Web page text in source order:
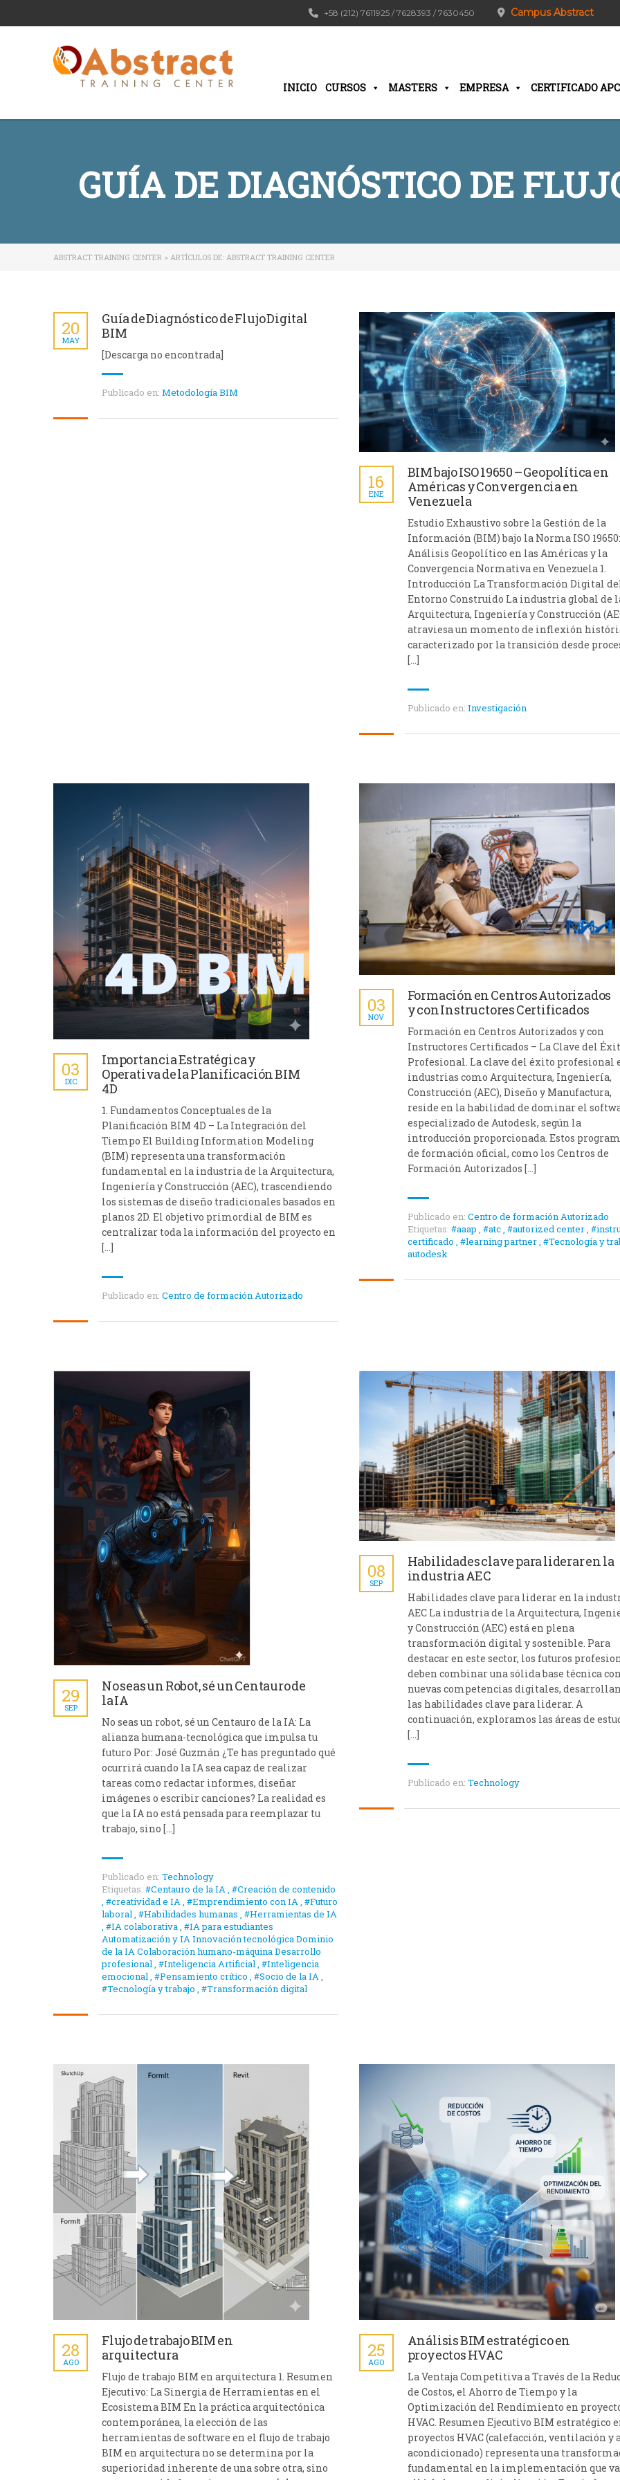
Campus Abstract
+58 (212) 7611925 / 7628393 / 7630450
INICIO CURSOS MASTERS EMPRESA CERTIFICADO APC
GUÍA DE DIAGNÓSTICO DE
ABSTRACT TRAINING CENTER > ARTÍCULOS DE: ABSTRACT TRAINING CENTER
Guía de Diagnóstico de Flujo Digital
BIM
20
MAY
[Descarga no encontrada]
Publicado en: Metodología BIM
BIM bajo ISO 19650 – Geopolítica en
Américas y Convergencia en
Venezuela
16
ENE
Estudio Exhaustivo sobre la Gestión de la
Información (BIM) bajo la Norma ISO 19650:
Análisis Geopolítico en las Américas y la
Convergencia Normativa en Venezuela 1.
Introducción La Transformación Digital
Entorno Construido La industria global de
Arquitectura, Ingeniería y Construcción
atraviesa un momento de inflexión
caracterizado por la transición desde
[…]
Publicado en: Investigación
Importancia Estratégica y
Operativa de la Planificación BIM
4D
03
DIC
1. Fundamentos Conceptuales de la
Planificación BIM 4D – La Integración del
Tiempo El Building Information Modeling
(BIM) representa una transformación
fundamental en la industria de la Arquitectura,
Ingeniería y Construcción (AEC), trascendiendo
los sistemas de diseño tradicionales basados en
planos 2D. El objetivo primordial de BIM es
centralizar toda la información del proyecto en
[…]
Publicado en: Centro de formación Autorizado
Formación en Centros Autorizados
y con Instructores Certificados
03
NOV
Formación en Centros Autorizados y con
Instructores Certificados – La Clave del
Profesional. La clave del éxito profesional
industrias como Arquitectura, Ingeniería,
Construcción (AEC), Diseño y Manufactura,
reside en la habilidad de dominar el
especializado de Autodesk, según la
introducción proporcionada. Estos
de formación oficial, como los Centros de
Formación Autorizados […]
Publicado en: Centro de formación Autorizado
Etiquetas: #aaap , #atc, #autorized center,
certificado , #learning partner, #Tecnología y
autodesk
No seas un Robot, sé un Centauro de
la IA
29
SEP
No seas un robot, sé un Centauro de la IA: La
alianza humana-tecnológica que impulsa tu
futuro Por: José Guzmán ¿Te has preguntado qué
ocurrirá cuando la IA sea capaz de realizar
tareas como redactar informes, diseñar
imágenes o escribir canciones? La realidad es
que la IA no está pensada para reemplazar tu
trabajo, sino […]
Publicado en: Technology
Etiquetas: #Centauro de la IA, #Creación de contenido
, #creatividad e IA, #Emprendimiento con IA, #Futuro
laboral, #Habilidades humanas , #Herramientas de IA
, #IA colaborativa, #IA para estudiantes
Automatización y IA Innovación tecnológica Dominio
de la IA Colaboración humano-máquina Desarrollo
profesional, #Inteligencia Artificial, #Inteligencia
emocional, #Pensamiento crítico , #Socio de la IA,
#Tecnología y trabajo , #Transformación digital
Habilidades clave para liderar en la
industria AEC
08
SEP
Habilidades clave para liderar en la
AEC La industria de la Arquitectura,
y Construcción (AEC) está en plena
transformación digital y sostenible. Para
destacar en este sector, los futuros
deben combinar una sólida base técnica con
nuevas competencias digitales,
las habilidades clave para liderar. A
continuación, exploramos las áreas de
[…]
Publicado en: Technology
Flujo de trabajo BIM en
arquitectura
28
AGO
Flujo de trabajo BIM en arquitectura 1. Resumen
Ejecutivo: La Sinergia de Herramientas en el
Ecosistema BIM En la práctica arquitectónica
contemporánea, la elección de las
herramientas de software en el flujo de trabajo
BIM en arquitectura no se determina por la
superioridad inherente de una sobre otra, sino
Análisis BIM estratégico en
proyectos HVAC
25
AGO
La Ventaja Competitiva a Través de la
de Costos, el Ahorro de Tiempo y la
Optimización del Rendimiento en
HVAC. Resumen Ejecutivo BIM estratégico
proyectos HVAC (calefacción, ventilación y
acondicionado) representa una
fundamental en la implementación que